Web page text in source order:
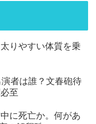
りやすい体質を乗
者は誰？文春砲待
至
に死亡か。何があ